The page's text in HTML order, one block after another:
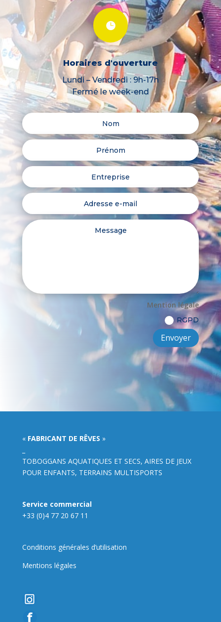

Horaires d'ouverture
Lundi – Vendredi : 9h-17h
Fermé le week-end
Mention légale
RGPD
Envoyer
« FABRICANT DE RÊVES »
TOBOGGANS AQUATIQUES ET SECS, AIRES DE JEUX
POUR ENFANTS, TERRAINS MULTISPORTS
Service commercial
+33 (0)4 77 20 67 11
Conditions générales d’utilisation
Mentions légales